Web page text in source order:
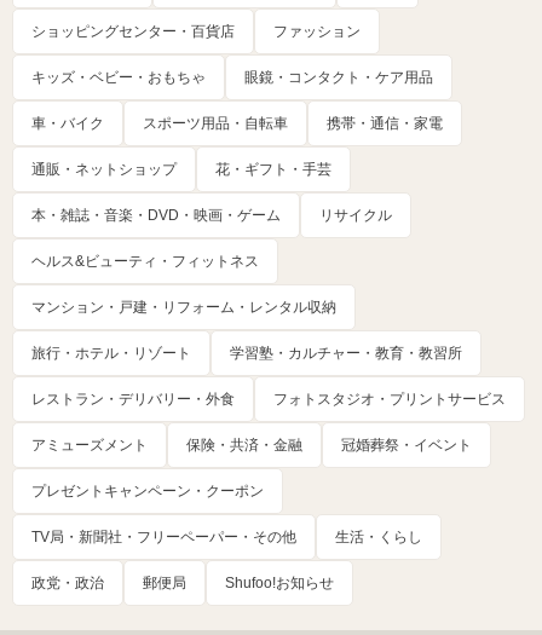
ショッピングセンター・百貨店 ファッション
キッズ・ベビー・おもちゃ 眼鏡・コンタクト・ケア用品
車・バイク スポーツ用品・自転車 携帯・通信・家電
通販・ネットショップ 花・ギフト・手芸
本・雑誌・音楽・DVD・映画・ゲーム リサイクル
ヘルス&ビューティ・フィットネス
マンション・戸建・リフォーム・レンタル収納
旅行・ホテル・リゾート 学習塾・カルチャー・教育・教習所
レストラン・デリバリー・外食 フォトスタジオ・プリントサービス
アミューズメント 保険・共済・金融 冠婚葬祭・イベント
プレゼントキャンペーン・クーポン
TV局・新聞社・フリーペーパー・その他 生活・くらし
政党・政治 郵便局 Shufoo!お知らせ